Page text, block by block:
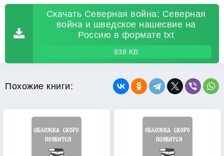
Скачать Северная война: Северная
война и шведское нашесвие на
Россию в формате txt
838 KB
Похожие книги: